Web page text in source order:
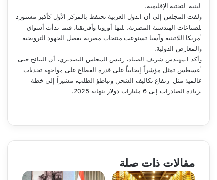
البنية التحتية الإقليمية.
ولفت المجلس إلى أن الدول العربية تحتفظ بالمركز الأول كأكبر مستورد
للصناعات الهندسية المصرية، تليها أوروبا وأفريقيا، فيما بدأت أسواق
أمريكا اللاتينية وآسيا تستوعب منتجات مصرية بفضل الجهود الترويجية
والمعارض الدولية.
وأكد المهندس شريف الصياد، رئيس المجلس التصديري، أن النتائج حتى
أغسطس تمثل مؤشراً إيجابياً على قدرة القطاع على مواجهة تحديات
عالمية مثل ارتفاع تكاليف الشحن وتباطؤ الطلب، مشيراً إلى خطة
لزيادة الصادرات إلى 6 مليارات دولار بنهاية 2025.
مقالات ذات صلة